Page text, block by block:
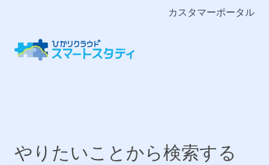
カスタマーポータル
やりたいことから検索する